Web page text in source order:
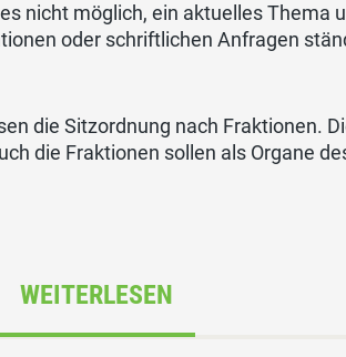
nicht möglich, ein aktuelles Thema
oder schriftlichen Anfragen
die Sitzordnung nach Fraktionen.
die Fraktionen sollen als Organe
WEITERLESEN